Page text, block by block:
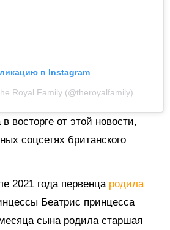
в Instagram
Royal Family (@theroyalfamily)
восторге от этой новости,
соцсетях британского
2021 года первенца родила
Беатрис принцесса
сына родила старшая